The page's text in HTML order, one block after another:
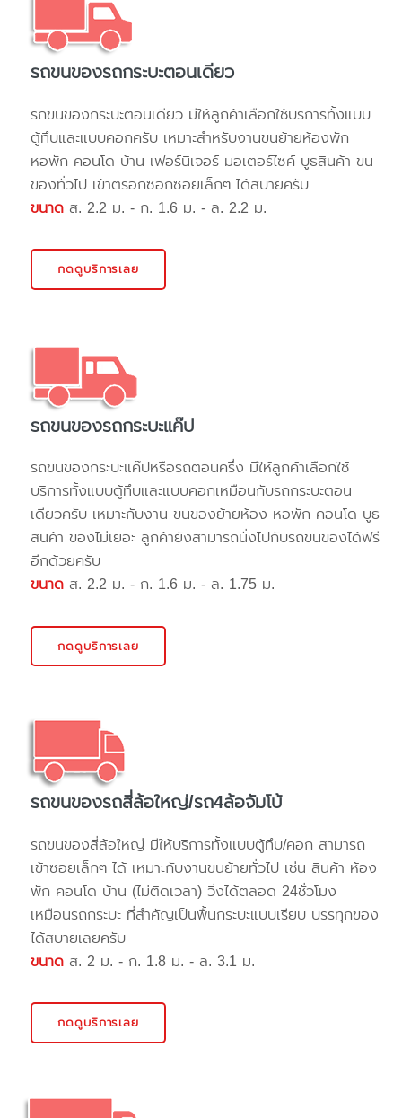
รถขนของรถกระบะตอนเดียว
รถขนของกระบะตอนเดียว มีให้ลูกค้าเลือกใช้บริการทั้งแบบ
ตู้ทึบและแบบคอกครับ เหมาะสำหรับงานขนย้ายห้องพัก
หอพัก คอนโด บ้าน เฟอร์นิเจอร์ มอเตอร์ไซค์ บูธสินค้า ขน
ของทั่วไป เข้าตรอกซอกซอยเล็กๆ ได้สบายครับ
ขนาด ส. 2.2 ม. - ก. 1.6 ม. - ล. 2.2 ม.
กดดูบริการเลย
รถขนของรถกระบะแค๊ป
รถขนของกระบะแค๊ปหรือรถตอนครึ่ง มีให้ลูกค้าเลือกใช้
บริการทั้งแบบตู้ทึบและแบบคอกเหมือนกับรถกระบะตอน
เดียวครับ เหมาะกับงาน ขนของย้ายห้อง หอพัก คอนโด บูธ
สินค้า ของไม่เยอะ ลูกค้ายังสามารถนั่งไปกับรถขนของได้ฟรี
อีกด้วยครับ
ขนาด ส. 2.2 ม. - ก. 1.6 ม. - ล. 1.75 ม.
กดดูบริการเลย
รถขนของรถสี่ล้อใหญ่/รถ4ล้อจัมโบ้
รถขนของสี่ล้อใหญ่ มีให้บริการทั้งแบบตู้ทึบ/คอก สามารถ
เข้าซอยเล็กๆ ได้ เหมาะกับงานขนย้ายทั่วไป เช่น สินค้า ห้อง
พัก คอนโด บ้าน (ไม่ติดเวลา) วิ่งได้ตลอด 24ชั่วโมง
เหมือนรถกระบะ ที่สำคัญเป็นพื้นกระบะแบบเรียบ บรรทุกของ
ได้สบายเลยครับ
ขนาด ส. 2 ม. - ก. 1.8 ม. - ล. 3.1 ม.
กดดูบริการเลย